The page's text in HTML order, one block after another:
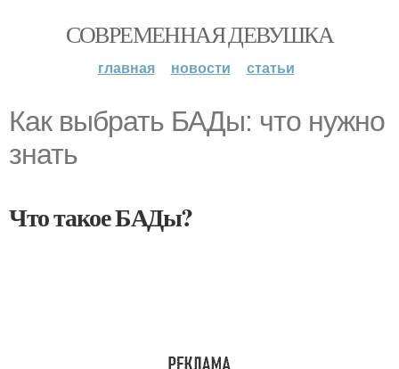
СОВРЕМЕННАЯ ДЕВУШКА
главная новости статьи
Как выбрать БАДы: что нужно
знать
Что такое БАДы?